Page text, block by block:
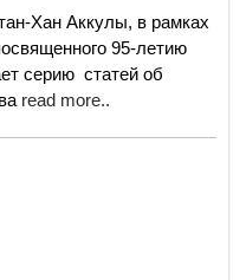
Хан Аккулы, в рамках
95-летию
серию статей об
read more..